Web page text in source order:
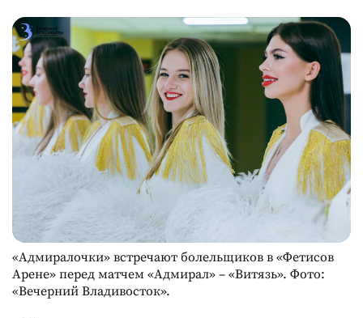
«Адмиралочки» встречают болельщиков в «Фетисов
Арене» перед матчем «Адмирал» – «Витязь». Фото:
«Вечерний Владивосток».